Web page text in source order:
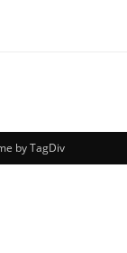
by TagDiv